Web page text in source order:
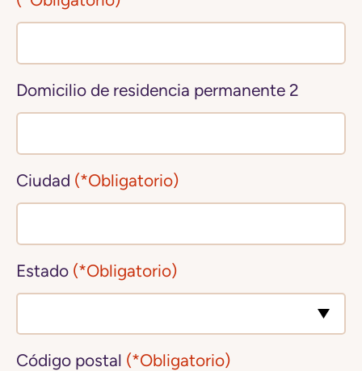
Domicilio de residencia permanente 2
Ciudad (*Obligatorio)
Estado (*Obligatorio)
Código postal (*Obligatorio)